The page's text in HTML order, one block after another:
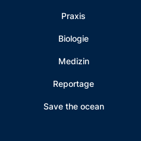
Praxis
Biologie
Medizin
Reportage
Save the ocean